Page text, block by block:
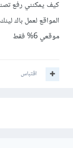
كيف يمكنني رفع
المواقع لعمل باك
موقعي 6% فقط
اقتباس